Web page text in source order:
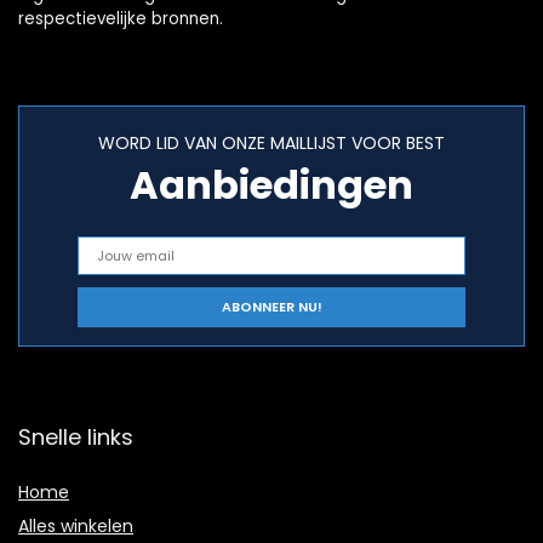
respectievelijke bronnen.
WORD LID VAN ONZE MAILLIJST VOOR BEST
Aanbiedingen
Snelle links
Home
Alles winkelen